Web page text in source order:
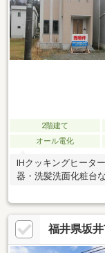
2階建て
オール電化
IHクッキングヒータ
器・洗髪洗面化粧台
福井県坂